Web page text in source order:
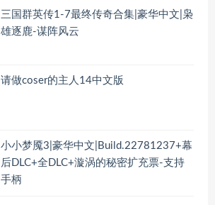
三国群英传1-7最终传奇合集|豪华中文|枭
雄逐鹿-谋阵风云
请做coser的主人14中文版
小小梦魇3|豪华中文|Build.22781237+幕
后DLC+全DLC+漩涡的秘密扩充票-支持
手柄